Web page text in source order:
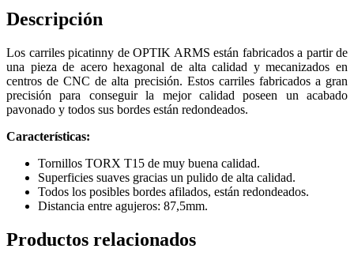
Descripción
Los carriles picatinny de OPTIK ARMS están fabricados a partir de
una pieza de acero hexagonal de alta calidad y mecanizados en
centros de CNC de alta precisión. Estos carriles fabricados a gran
precisión para conseguir la mejor calidad poseen un acabado
pavonado y todos sus bordes están redondeados.
Características:
Tornillos TORX T15 de muy buena calidad.
Superficies suaves gracias un pulido de alta calidad.
Todos los posibles bordes afilados, están redondeados.
Distancia entre agujeros: 87,5mm.
Productos relacionados